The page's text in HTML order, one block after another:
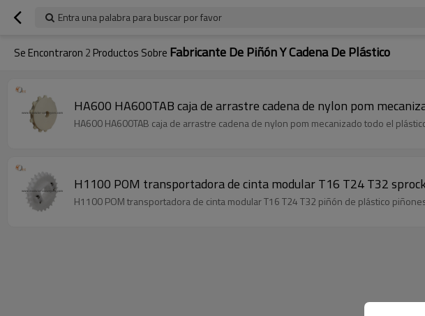
Entra una palabra para buscar por favor
Se Encontraron 2 Productos Sobre Fabricante De Piñón Y Cadena De Plástico
HA600 HA600TAB caja de arrastre cadena de nylon pom
HA600 HA600TAB caja de arrastre cadena de nylon pom mecanizado todo el
H1100 POM transportadora de cinta modular T16 T24 T32
H1100 POM transportadora de cinta modular T16 T24 T32 piñón de plástico